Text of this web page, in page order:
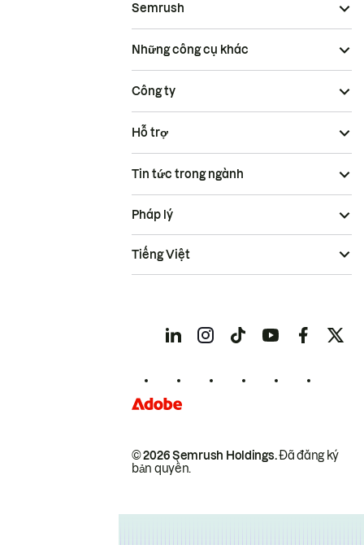
Semrush
Những công cụ khác
Công ty
Hỗ trợ
Tin tức trong ngành
© 2026 Semrush Holdings.Đã đăng ký
bản quyền.
Pháp lý
Tiếng Việt